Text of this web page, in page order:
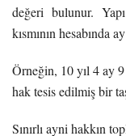
değeri bulunur.
kısmının hesabında
Örneğin, 10 yıl 4 ay 9
hak tesis edilmiş bir
Sınırlı ayni hakkın